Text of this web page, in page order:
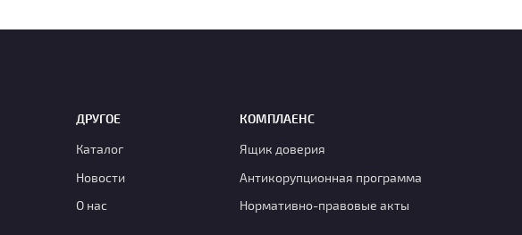
ДРУГОЕ
Каталог
Новости
О нас
КОМПЛАЕНС
Ящик доверия
Антикорупционная программа
Нормативно-правовые акты